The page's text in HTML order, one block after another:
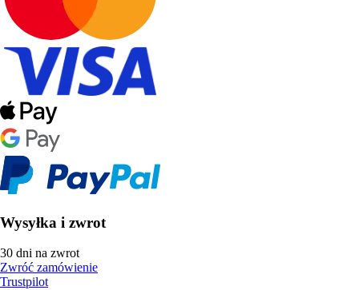
Wysyłka i zwrot
30 dni na zwrot
Zwróć zamówienie
Trustpilot